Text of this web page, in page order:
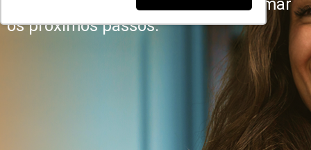
retornaremos em breve para informar
os próximos passos.